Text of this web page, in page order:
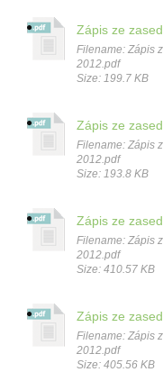
Zápis ze
Filename: Zápis
2012.pdf
Size: 199.7 KB
Zápis ze
Filename: Zápis
2012.pdf
Size: 193.8 KB
Zápis ze
Filename: Zápis
2012.pdf
Size: 410.57 KB
Zápis ze
Filename: Zápis
2012.pdf
Size: 405.56 KB